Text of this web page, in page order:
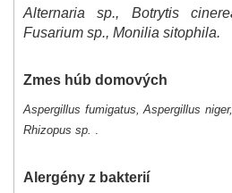
Alternaria sp., Botrytis
Fusarium sp., Monilia sitophila.
Zmes húb domových
Aspergillus fumigatus, Aspergillus
Rhizopus sp. .
Alergény z bakterií